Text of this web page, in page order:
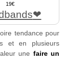
19
tendance pour
et en plusieurs
une faire un